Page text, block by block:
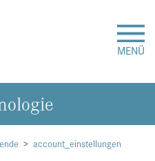
MENÜ
account_einstellungen